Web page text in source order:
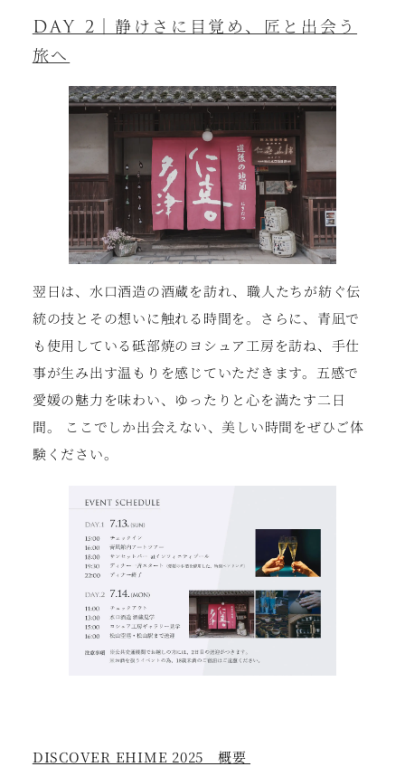
DAY 2｜静けさに目覚め、匠と出会う
旅へ
翌日は、水口酒造の酒蔵を訪れ、職人たちが紡ぐ伝
統の技とその想いに触れる時間を。さらに、青凪で
も使用している砥部焼のヨシュア工房を訪ね、手仕
事が生み出す温もりを感じていただきます。五感で
愛媛の魅力を味わい、ゆったりと心を満たす二日
間。 ここでしか出会えない、美しい時間をぜひご体
験ください。
DISCOVER EHIME 2025 概要